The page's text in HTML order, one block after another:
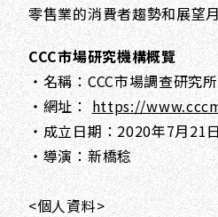
零售業的消費者趨勢和展望
CCC市場研究機構概覽
・名稱：CCC市場調查研究
・網址： https://
・成立日期：2020年7月21
・導演：新橋稔
<個人資料>